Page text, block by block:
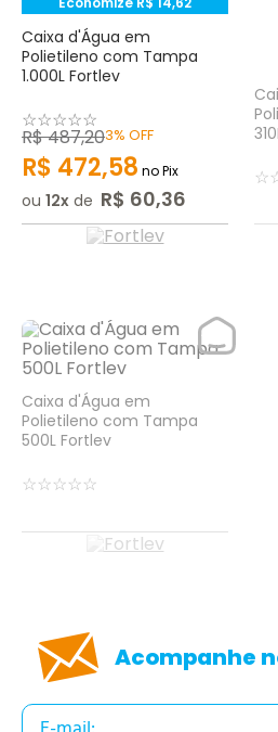
Caixa d'Água em
Polietileno com Tampa
1.000L Fortlev
☆☆☆☆☆
R$487,203% OFF
R$ 472,58 no Pix
ou 12 de R$ 60,36
☆
Caixa d'Água em
Polietileno com Tampa
500L Fortlev
☆☆☆☆☆
Acompanhe